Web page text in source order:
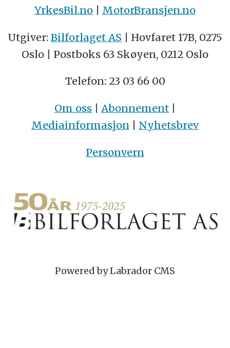
YrkesBil.no | MotorBransjen.no
Utgiver: Bilforlaget AS | Hovfaret 17B, 0275
Oslo | Postboks 63 Skøyen, 0212 Oslo
Telefon: 23 03 66 00
Om oss Abonnement
Mediainformasjon
Nyhetsbrev
Personvern
Powered by Labrador CMS